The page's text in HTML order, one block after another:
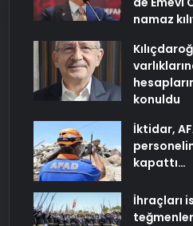
namaz
konuldu
İktidar,
kapattı…
İhraçları